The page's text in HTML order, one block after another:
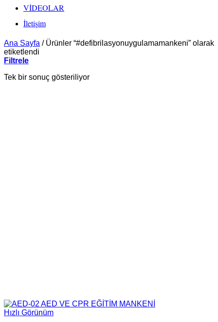
VİDEOLAR
İletişim
Ana Sayfa /Ürünler “#defibrilasyonuygulamamankeni” olarak
etiketlendi
Filtrele
Tek bir sonuç gösteriliyor
Hızlı Görünüm